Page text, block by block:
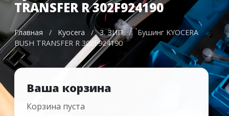
TRANSFER R 302F924190
Главная / Kyocera / 3. ЗИП /
Бушинг KYOCERA
BUSH TRANSFER R 302F924190
Ваша корзина
Корзина пуста